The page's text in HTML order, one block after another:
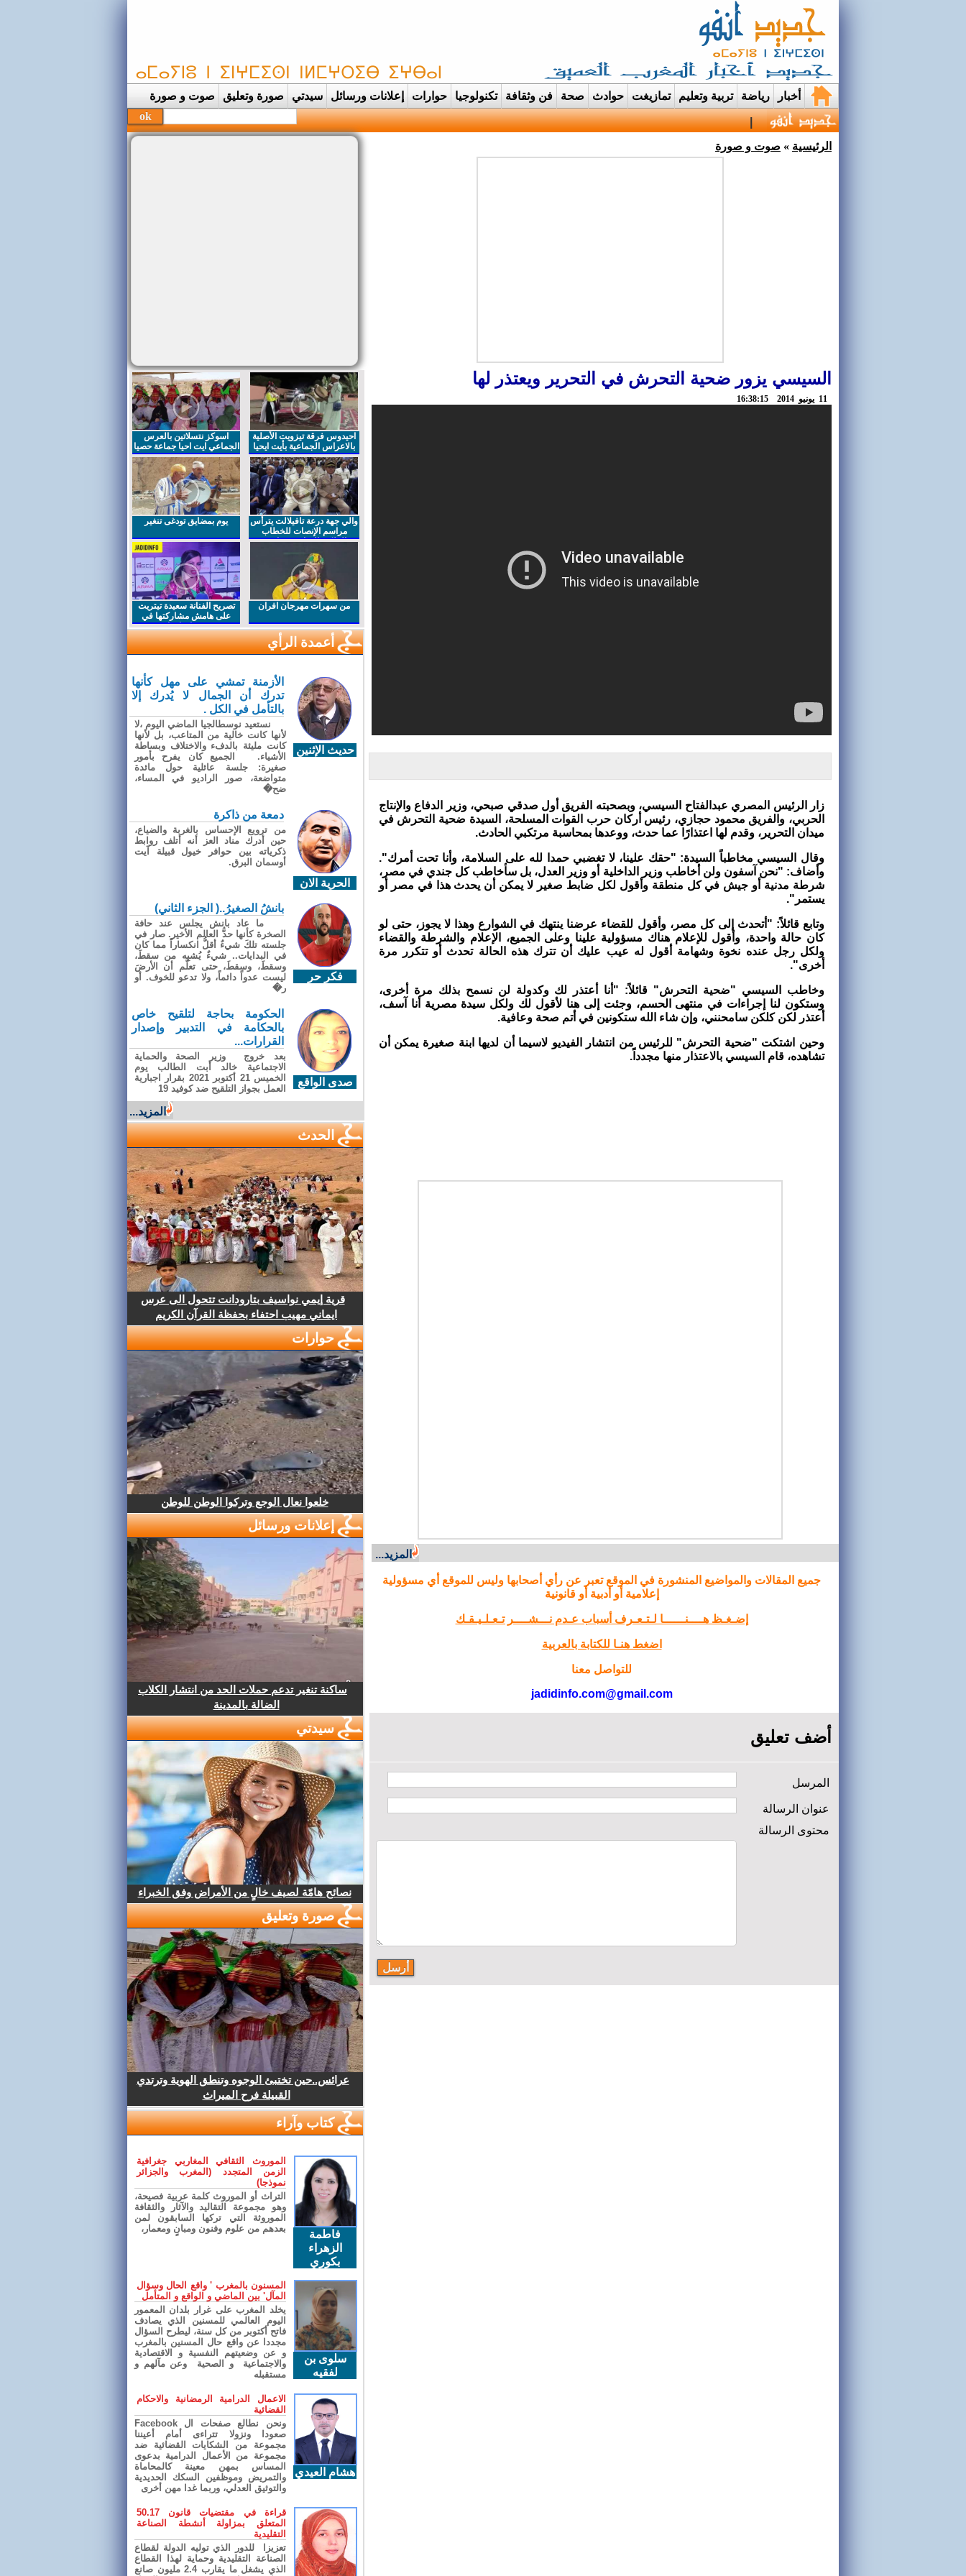
أخبار رياضة تربية وتعليم تمازيغت حوادث صحة فن وثقافة تكنولوجيا حوارات إعلانات ورسائل سيدتي صورة وتعليق صوت و صورة
قرية إيمي نواسيف بتارودانت تتحول الى عر |
الرئيسية » صوت و صورة
السيسي يزور ضحية التحرش في التحرير ويعتذر لها
زار الرئيس المصري عبدالفتاح السيسي، وبصحبته الفريق أول صدقي صبحي، وزير الدفاع والإنتاج
الحربي، والفريق محمود حجازي، رئيس أركان حرب القوات المسلحة، السيدة ضحية التحرش في
ميدان التحرير، وقدم لها اعتذارًا عما حدث، ووعدها بمحاسبة مرتكبي الحادث.
وقال السيسي مخاطباً السيدة: "حقك علينا، لا تغضبي حمدا لله على السلامة، وأنا تحت أمرك".
وأضاف: "نحن آسفون ولن أخاطب وزير الداخلية أو وزير العدل، بل سأخاطب كل جندي في مصر،
شرطة مدنية أو جيش في كل منطقة وأقول لكل ضابط صغير لا يمكن أن يحدث هذا في مصر أو
يستمر".
وتابع قائلاً: "أتحدث إلى كل مصر، وأقول للقضاء عرضنا ينتهك في الشوارع وهذا لا يجوز، حتى لو
كان حالة واحدة، وأقول للإعلام هناك مسؤولية علينا وعلى الجميع، الإعلام والشرطة والقضاء
ولكل رجل عنده نخوة وشهامة أقول له عيب عليك أن تترك هذه الحالة تحدث أو تتكرر مرة
أخرى".
وخاطب السيسي "ضحية التحرش" قائلاً: "أنا أعتذر لك وكدولة لن نسمح بذلك مرة أخرى،
وستكون لنا إجراءات في منتهى الحسم، وجئت إلى هنا لأقول لك ولكل سيدة مصرية أنا آسف،
أعتذر لكن كلكن سامحنني، وإن شاء الله ستكونين في أتم صحة وعافية.
وحين اشتكت "ضحية التحرش" للرئيس من انتشار الفيديو لاسيما أن لديها ابنة صغيرة يمكن أن
تشاهده، قام السيسي بالاعتذار منها مجدداً.
المزيد...
جميع المقالات والمواضيع المنشورة في الموقع تعبر عن رأي أصحابها وليس للموقع أي مسؤولية
إعلامية أو أدبية أو قانونية
إضـغـظ هــــنــــــا لـتـعـرف أسباب عـدم نـــشــــر تـعـلـيـقـك
اضغط هنـا للكتابة بالعربية
للتواصل معنا
jadidinfo.com@gmail.com
أضف تعليق
المرسل
عنوان الرسالة
محتوى الرسالة
احيدوس فرقة تيزويت الأصلية
بالاعراس الجماعية بأيت ايحيا
اسوكز نتسلاتين بالعرس
الجماعي ايت احيا جماعة حصيا
والي جهة درعة تافيلالت يترأس
مراسم الإنصات للخطاب
الملكي السامي بمناسبة
يوم بمضايق تودغى تنغير
من سهرات مهرجان افران
تصريح الفنانة سعيدة تيتريت
على هامش مشاركتها في
مهرجان افران
أعمدة الرأي
حديث الإثنين
الأزمنة تمشي على مهل كأنها
تدرك أن الجمال لا يُدرك إلا
بالتأمل في الكل .
نستعيد نوسطالجيا الماضي اليوم ،لا
لأنها كانت خالية من المتاعب، بل لأنها
كانت مليئة بالدفء والاختلاف وبساطة
الأشياء. الجميع كان يفرح بأمور
صغيرة: جلسة عائلية حول مائدة
متواضعة، صور الراديو في المساء،
ضح�
الحرية الان
دمعة من ذاكرة
من ترويع الإحساس بالغربة والضياع،
حين أدرك مناد العز أنه أتلف روابط
ذكرياته بين حوافر خيول قبيلة آيت
أوسمان البرق.
فكر حر
بانشُ الصغيرُ..( الجزء الثاني)
ما عاد بانش يجلس عند حافة
الصخرة كأنها حدُّ العالم الأخير. صار في
جلسته تلكَ شيءٌ أقلُّ انكساراً مما كان
في البدايات.. شيءٌ يُشبِه من سقطَ،
وسقطَ، وسقطَ، حتى تعلّم أن الأرضَ
ليست عدواً دائماً، ولا تدعو للخوف. أو
ر�
صدى الواقع
الحكومة بحاجة لتلقيح خاص
بالحكامة في التدبير وإصدار
القرارات...
بعد خروج وزير الصحة والحماية
الاجتماعية خالد أبت الطالب يوم
الخميس 21 أكتوبر 2021 بقرار اجبارية
العمل بجواز التلقيح ضد كوفيد 19
المزيد...
الحدث
قرية إيمي نواسيف بتارودانت تتحول الى عرس
ايماني مهيب احتفاء بحفظة القرآن الكريم
حوارات
خلعوا نعال الوجع وتركوا الوطن للوطن
إعلانات ورسائل
ساكنة تنغير تدعم حملات الحد من انتشار الكلاب
الضالة بالمدينة
سيدتي
نصائح هامّة لصيف خالٍ من الأمراض وفق الخبراء
صورة وتعليق
عرائس..حين تختبئ الوجوه وتنطق الهوية وترتدي
القبيلة فرح الميراث
كتاب وآراء
فاطمة
الزهراء
بكوري
الموروث الثقافي المغاربي جغرافية
الزمن المتجدد (المغرب والجزائر
نموذجا)
التراث أو الموروث كلمة عربية فصيحة،
وهو مجموعة التقاليد والآثار والثقافة
الموروثة التي تركها السابقون لمن
بعدهم من علوم وفنون ومبانٍ ومعمار،
سلوى بن
لفقيه
المسنون بالمغرب ' واقع الحال وسؤال
المآل' بين الماضي و الواقع و المتأمل
يخلد المغرب على غرار بلدان المعمور
اليوم العالمي للمسنين الذي يصادف
فاتح أكتوبر من كل سنة، ليطرح السؤال
مجددا عن واقع حال المسنين بالمغرب
و عن وضعيتهم النفسية و الاقتصادية
والاجتماعية و الصحية وعن مآلهم و
مستقبله
هشام العيدي
الاعمال الدرامية الرمضانية والاحكام
القضائية
ونحن نطالع صفحات ال Facebook
صعودا ونزولا تتراءى أمام أعيننا
مجموعة من الشكايات القضائية ضد
مجموعة من الأعمال الدرامية بدعوى
المساس بمهن معينة كالمحاماة
والتمريض وموظفين السكك الحديدية
والتوثيق العدلي، وربما غدا مهن أخرى
قراءة في مقتضيات قانون 50.17
المتعلق بمزاولة أنشطة الصناعة
التقليدية
تعزيزا للدور الذي توليه الدولة لقطاع
الصناعة التقليدية وحماية لهذا القطاع
الذي يشغل ما يقارب 2.4 مليون صانع